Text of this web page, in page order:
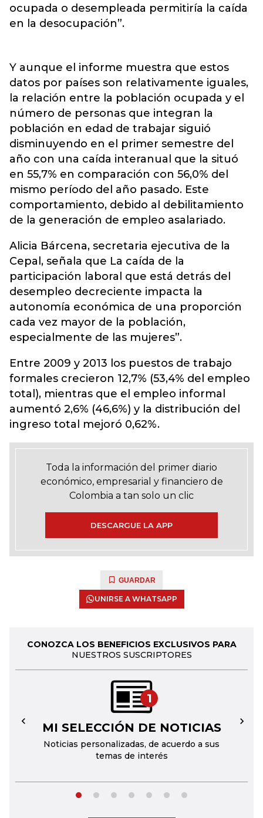
ocupada o desempleada permitiría la caída
en la desocupación”.
Y aunque el informe muestra que estos
datos por países son relativamente iguales,
la relación entre la población ocupada y el
número de personas que integran la
población en edad de trabajar siguió
disminuyendo en el primer semestre del
año con una caída interanual que la situó
en 55,7% en comparación con 56,0% del
mismo período del año pasado. Este
comportamiento, debido al debilitamiento
de la generación de empleo asalariado.
Alicia Bárcena, secretaria ejecutiva de la
Cepal, señala que La caída de la
participación laboral que está detrás del
desempleo decreciente impacta la
autonomía económica de una proporción
cada vez mayor de la población,
especialmente de las mujeres”.
Entre 2009 y 2013 los puestos de trabajo
formales crecieron 12,7% (53,4% del empleo
total), mientras que el empleo informal
aumentó 2,6% (46,6%) y la distribución del
ingreso total mejoró 0,62%.
Toda la información del primer diario
económico, empresarial y financiero de
Colombia a tan solo un clic
DESCARGUE LA APP
GUARDAR
UNIRSE A WHATSAPP
CONOZCA LOS BENEFICIOS EXCLUSIVOS PARA
NUESTROS SUSCRIPTORES
1
MI SELECCIÓN DE NOTICIAS
Noticias personalizadas, de acuerdo a sus
temas de interés
← →